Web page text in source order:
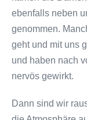
ebenfalls neben
genommen.
geht und mit uns
und haben nach
nervös gewirkt.
Dann sind wir